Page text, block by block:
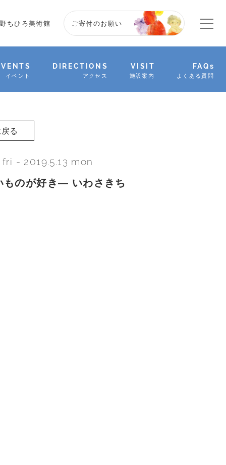
ちひろ美術館 ご寄付のお願い
イベント
DIRECTIONS
アクセス
VISIT
施設案内
FAQs
よくある質問
る
fri - 2019.5.13 mon
ものが好き― いわさきち